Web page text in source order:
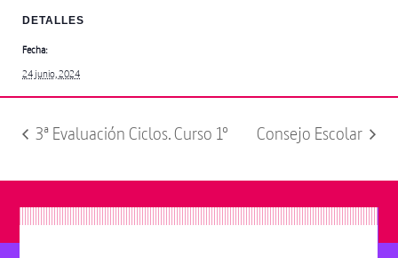
DETALLES
Fecha:
24 junio, 2024
3ª Evaluación Ciclos. Curso 1º Consejo Escolar